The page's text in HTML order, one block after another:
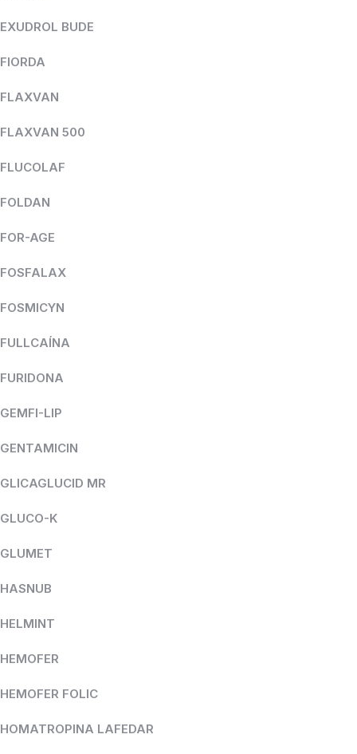
EXUDROL BUDE
FIORDA
FLAXVAN
FLAXVAN 500
FLUCOLAF
FOLDAN
FOR-AGE
FOSFALAX
FOSMICYN
FULLCAÍNA
FURIDONA
GEMFI-LIP
GENTAMICIN
GLICAGLUCID MR
GLUCO-K
GLUMET
HASNUB
HELMINT
HEMOFER
HEMOFER FOLIC
HOMATROPINA LAFEDAR